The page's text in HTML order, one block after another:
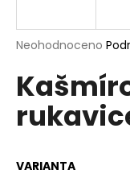
Průměrné
produktu
je
Neohodnoceno
VARIANTA
j
t
?